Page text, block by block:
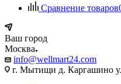
Сравнение товаров
Ваш город
Москва
info@wellmart24.com
г. Мытищи д. Каргашино